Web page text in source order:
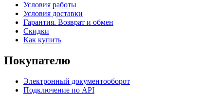
Условия работы
Условия доставки
Гарантия. Возврат и обмен
Скидки
Как купить
Покупателю
Электронный документооборот
Подключение по API